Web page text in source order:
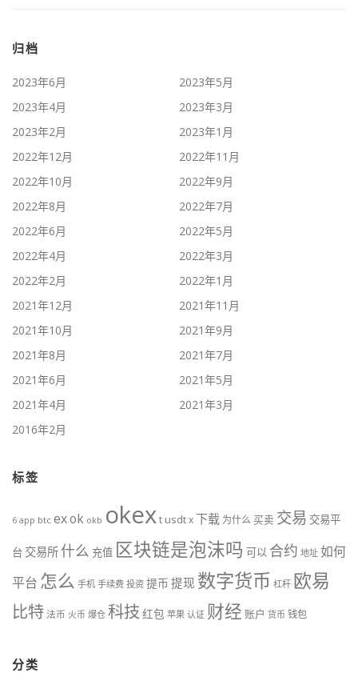
归档
2023年6月
2023年5月
2023年4月
2023年3月
2023年2月
2023年1月
2022年12月
2022年11月
2022年10月
2022年9月
2022年8月
2022年7月
2022年6月
2022年5月
2022年4月
2022年3月
2022年2月
2022年1月
2021年12月
2021年11月
2021年10月
2021年9月
2021年8月
2021年7月
2021年6月
2021年5月
2021年4月
2021年3月
2016年2月
标签
6 app btc exok okb okext usdtx下载 为什么 买卖 交易 交易平
台 交易所 什么 充值 区块链是泡沫吗 可以 合约 地址 如何
平台 怎么 手机 手续费 投资 提币 提现 数字货币 杠杆 欧易
比特法币 火币 爆仓 科技 红包 苹果 认证 财经 账户 货币 钱包
分类